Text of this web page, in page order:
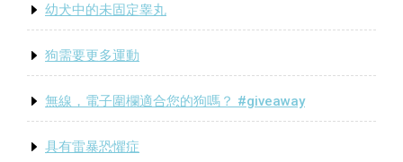
幼犬中的未固定睾丸
狗需要更多運動
無線，電子圍欄適合您的狗嗎？ #giveaway
具有雷暴恐懼症